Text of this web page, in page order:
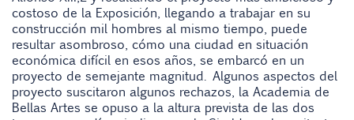
costoso de la Exposición, llegando a trabajar en su
construcción mil hombres al mismo tiempo, puede
resultar asombroso, cómo una ciudad en situación
económica difícil en esos años, se embarcó en un
proyecto de semejante magnitud. Algunos aspectos del
proyecto suscitaron algunos rechazos, la Academia de
Bellas Artes se opuso a la altura prevista de las dos